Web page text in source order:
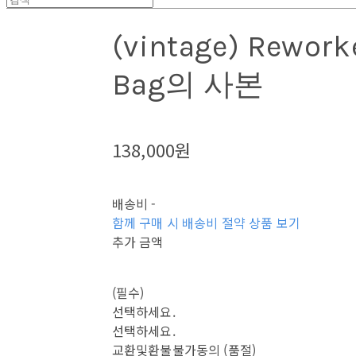
(vintage)
Bag의 사본
138,000원
배송비-
함께 구매 시 배송비 절약 상품 보기
추가 금액
(필수)
선택하세요.
선택하세요.
교환및환불불가동의 (품절)